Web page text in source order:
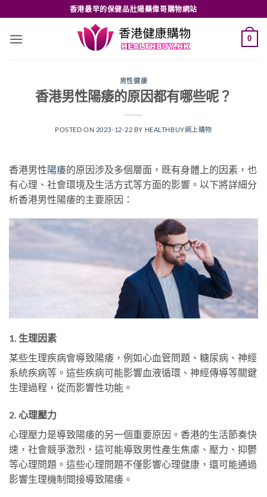
to
content
香港最早的保健品壯陽藥偉哥購物網站
0
男性健康
香港男性陽痿的原因都有哪些呢？
POSTED ON 2023-12-22 BY HEALTHBUY網上購物
香港男性陽痿的原因涉及多個層面，既有身體上的因素，也
有心理、社會環境及生活方式等方面的影響。以下將詳細分
析香港男性陽痿的主要原因：
1. 生理因素
某些生理疾病會導致陽痿，例如心血管問題、糖尿病、神經
系統疾病等。這些疾病可能影響血液循環、神經傳導等關鍵
生理過程，從而影響性功能。
2. 心理壓力
心理壓力是導致陽痿的另一個重要原因。香港的生活節奏快
速，社會競爭激烈，這可能導致男性產生焦慮、壓力、抑鬱
等心理問題。這些心理問題不僅影響心理健康，還可能通過
影響生理機制間接導致陽痿。